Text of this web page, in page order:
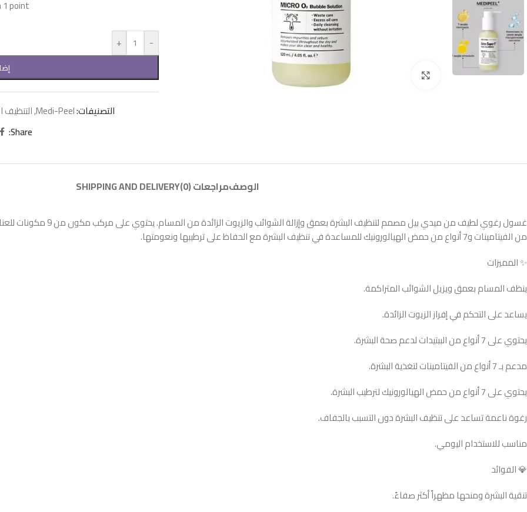
point!
-
+
التصنيفات:Medi-Peel
,التنظيف
Share:
الوصفمراجعات (0) SHIPPING AND DELIVERY
من الفيتامينات و7 أنواع من حمض الهيالورونيك للمساعدة في تنظيف البشرة مع الحفاظ على ترطيبها ونعومتها.
✨ المميزات
ينظف المسام بعمق ويزيل الشوائب المتراكمة.
يساعد على التحكم في إفراز الزيوت الزائدة.
يحتوي على 7 أنواع من الببتيدات لدعم صحة البشرة.
مدعم بـ 7 أنواع من الفيتامينات لتغذية البشرة.
يحتوي على 7 أنواع من حمض الهيالورونيك لترطيب البشرة.
رغوة ناعمة تساعد على تنظيف البشرة دون التسبب بالجفاف.
مناسب للاستخدام اليومي.
💎 الفوائد
تنقية البشرة ومنحها مظهراً أكثر صفاءً.